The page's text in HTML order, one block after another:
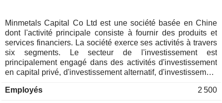
Minmetals Capital Co Ltd est une société basée en Chine
dont l'activité principale consiste à fournir des produits et
services financiers. La société exerce ses activités à travers
six segments. Le secteur de l'investissement est
principalement engagé dans des activités d'investissement
en capital privé, d'investissement alternatif, d'investissement
principalement engagé dans les activités fiduciaires et les
Employés 2 500